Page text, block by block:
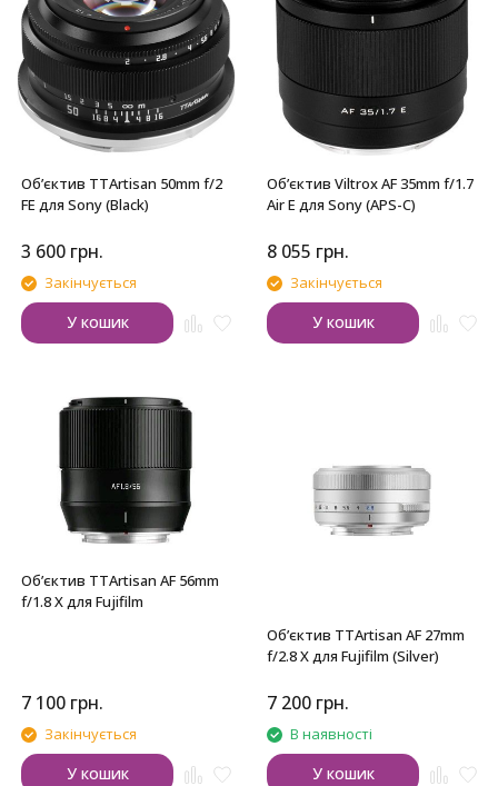
Обʼєктив TTArtisan 50mm f/2
FE для Sony (Black)
3 600 грн.
Закінчується
У кошик
Обʼєктив Viltrox AF 35mm f/1.7
Air E для Sony (APS-C)
8 055 грн.
Закінчується
У кошик
Обʼєктив TTArtisan AF 56mm
f/1.8 X для Fujifilm
7 100 грн.
Закінчується
У кошик
Обʼєктив TTArtisan AF 27mm
f/2.8 X для Fujifilm (Silver)
7 200 грн.
В наявності
У кошик